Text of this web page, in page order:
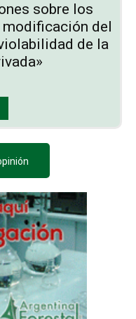
sobre los
modificación del
de la